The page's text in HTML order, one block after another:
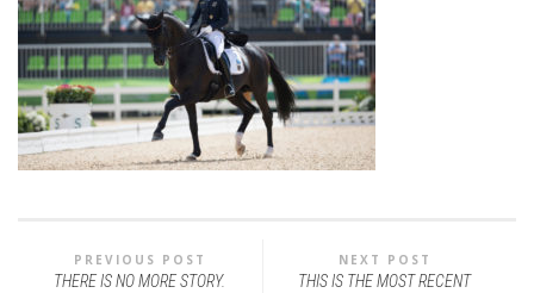
PREVIOUS POST
THERE IS NO MORE STORY.
NEXT POST
THIS IS THE MOST RECENT